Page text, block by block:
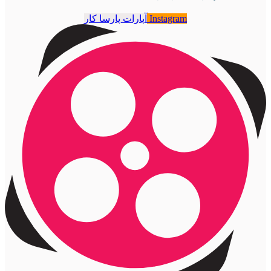
Instagram آپارات پارسا کار